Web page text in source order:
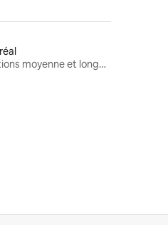
Locations moyenne et longue durée